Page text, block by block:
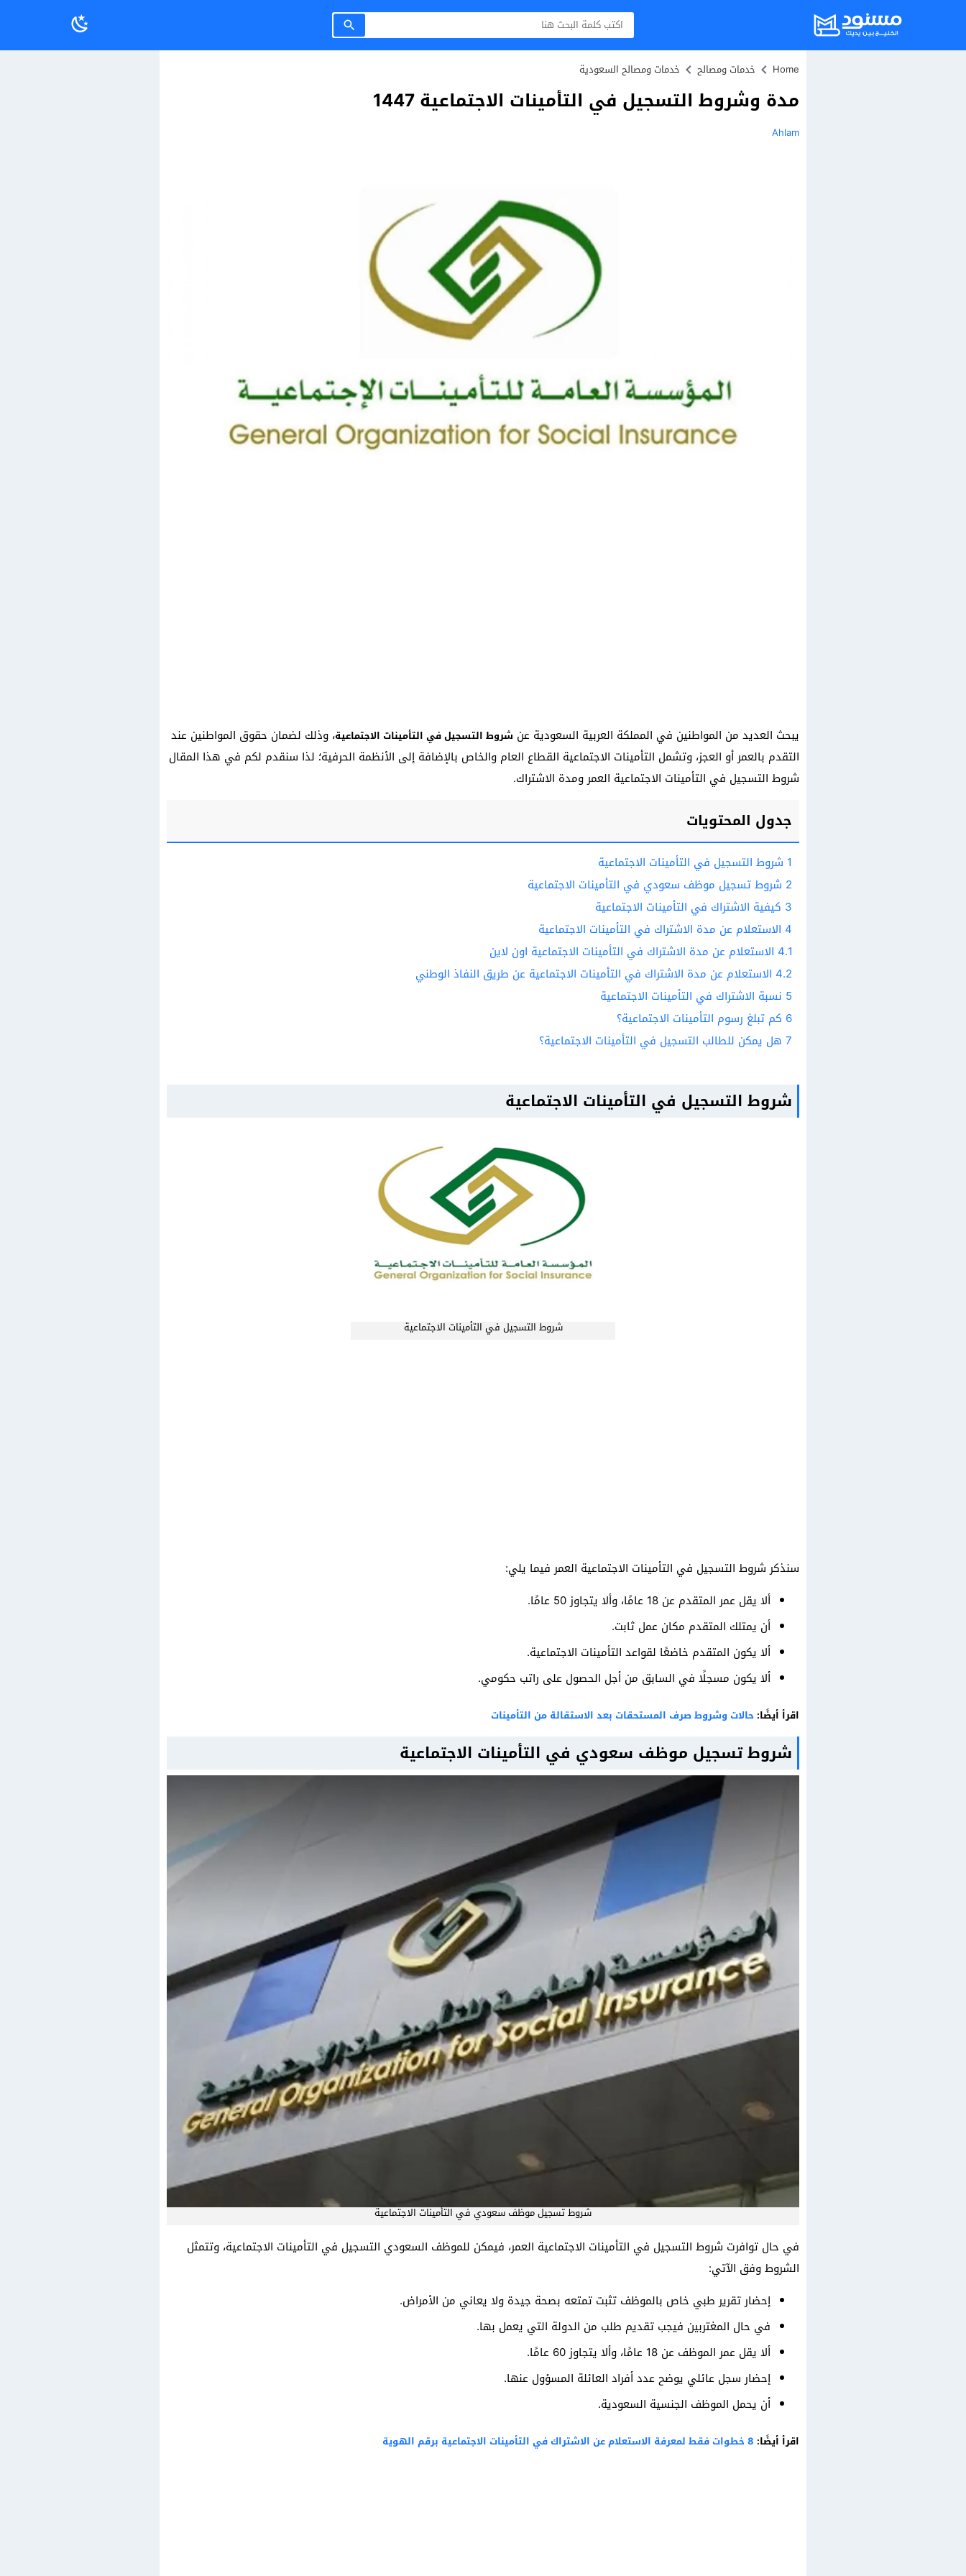
Home خدمات ومصالح خدمات ومصالح السعودية
مدة وشروط التسجيل في التأمينات الاجتماعية 1447
Ahlam
يبحث العديد من المواطنين في المملكة العربية السعودية عن شروط التسجيل في التأمينات الاجتماعية، وذلك لضمان حقوق المواطنين عند
التقدم بالعمر أو العجز، وتشمل التأمينات الاجتماعية القطاع العام والخاص بالإضافة إلى الأنظمة الحرفية؛ لذا سنقدم لكم في هذا المقال
شروط التسجيل في التأمينات الاجتماعية العمر ومدة الاشتراك.
جدول المحتويات
1 شروط التسجيل في التأمينات الاجتماعية
2 شروط تسجيل موظف سعودي في التأمينات الاجتماعية
3 كيفية الاشتراك في التأمينات الاجتماعية
4 الاستعلام عن مدة الاشتراك في التأمينات الاجتماعية
4.1 الاستعلام عن مدة الاشتراك في التأمينات الاجتماعية اون لاين
4.2 الاستعلام عن مدة الاشتراك في التأمينات الاجتماعية عن طريق النفاذ الوطني
5 نسبة الاشتراك في التأمينات الاجتماعية
6 كم تبلغ رسوم التأمينات الاجتماعية؟
7 هل يمكن للطالب التسجيل في التأمينات الاجتماعية؟
شروط التسجيل في التأمينات الاجتماعية
شروط التسجيل في التأمينات الاجتماعية
سنذكر شروط التسجيل في التأمينات الاجتماعية العمر فيما يلي:
ألا يقل عمر المتقدم عن 18 عامًا، وألا يتجاوز 50 عامًا.
أن يمتلك المتقدم مكان عمل ثابت.
ألا يكون المتقدم خاضعًا لقواعد التأمينات الاجتماعية.
ألا يكون مسجلًا في السابق من أجل الحصول على راتب حكومي.
اقرأ أيضًا: حالات وشروط صرف المستحقات بعد الاستقالة من التأمينات
شروط تسجيل موظف سعودي في التأمينات الاجتماعية
شروط تسجيل موظف سعودي في التأمينات الاجتماعية
في حال توافرت شروط التسجيل في التأمينات الاجتماعية العمر، فيمكن للموظف السعودي التسجيل في التأمينات الاجتماعية، وتتمثل
الشروط وفق الآتي:
إحضار تقرير طبي خاص بالموظف تثبت تمتعه بصحة جيدة ولا يعاني من الأمراض.
في حال المغتربين فيجب تقديم طلب من الدولة التي يعمل بها.
ألا يقل عمر الموظف عن 18 عامًا، وألا يتجاوز 60 عامًا.
إحضار سجل عائلي يوضح عدد أفراد العائلة المسؤول عنها.
أن يحمل الموظف الجنسية السعودية.
اقرأ أيضًا: 8 خطوات فقط لمعرفة الاستعلام عن الاشتراك في التأمينات الاجتماعية برقم الهوية